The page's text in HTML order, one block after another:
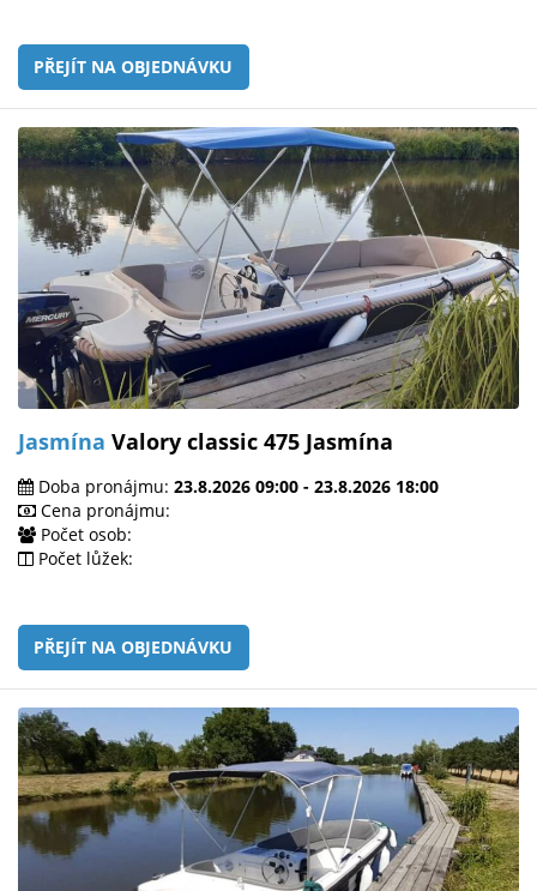
PŘEJÍT NA OBJEDNÁVKU
Jasmína Valory classic 475 Jasmína
Doba pronájmu: 23.8.2026 09:00 - 23.8.2026 18:00
Cena pronájmu:
Počet osob:
Počet lůžek:
PŘEJÍT NA OBJEDNÁVKU